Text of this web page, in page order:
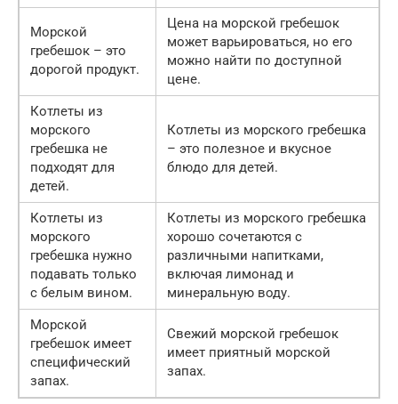
Морской
гребешок – это
дорогой продукт.
Цена на морской гребешок
может варьироваться, но его
можно найти по доступной
цене.
Котлеты из
морского
гребешка не
подходят для
детей.
Котлеты из морского гребешка
– это полезное и вкусное
блюдо для детей.
Котлеты из
морского
гребешка нужно
подавать только
с белым вином.
Котлеты из морского гребешка
хорошо сочетаются с
различными напитками,
включая лимонад и
минеральную воду.
Морской
гребешок имеет
специфический
запах.
Свежий морской гребешок
имеет приятный морской
запах.